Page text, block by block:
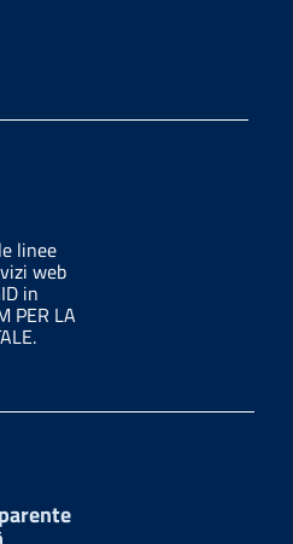
linee
web
in
PER LA